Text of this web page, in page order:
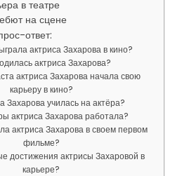
в театре
на сцене
ответ:
актриса Захарова в кино?
актриса Захарова?
актриса Захарова начала свою
карьеру в кино?
Захарова училась на актёра?
актриса Захарова работала?
актриса Захарова в своем первом
фильме?
достижения актрисы Захаровой в
карьере?